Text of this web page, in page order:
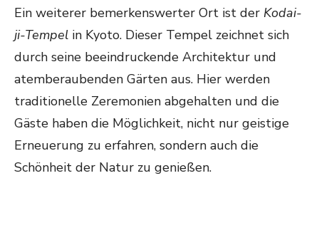
Ein weiterer bemerkenswerter Ort ist der Kodai-
ji-Tempel in Kyoto. Dieser Tempel zeichnet sich
durch seine beeindruckende Architektur und
atemberaubenden Gärten aus. Hier werden
traditionelle Zeremonien abgehalten und die
Gäste haben die Möglichkeit, nicht nur geistige
Erneuerung zu erfahren, sondern auch die
Schönheit der Natur zu genießen.